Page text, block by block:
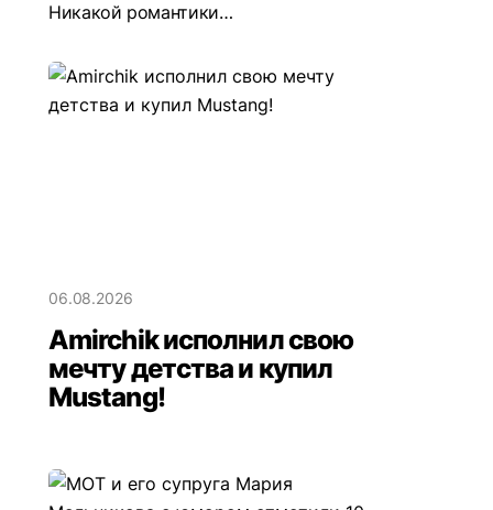
Никакой романтики…
06.08.2026
Amirchik исполнил свою
мечту детства и купил
Mustang!